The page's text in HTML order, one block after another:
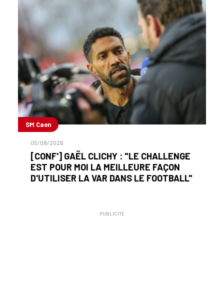
SM Caen
05/08/2026
[CONF'] GAËL CLICHY : "LE CHALLENGE
EST POUR MOI LA MEILLEURE FAÇON
D'UTILISER LA VAR DANS LE FOOTBALL"
PUBLICITÉ